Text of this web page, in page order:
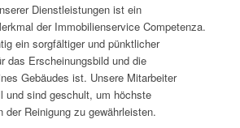
Dienstleistungen ist ein
der Immobilienservice Competenza.
ein sorgfältiger und pünktlicher
das Erscheinungsbild und die
Gebäudes ist. Unsere Mitarbeiter
und sind geschult, um höchste
der Reinigung zu gewährleisten.